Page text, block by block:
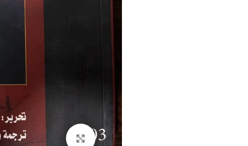
Click to enlarge